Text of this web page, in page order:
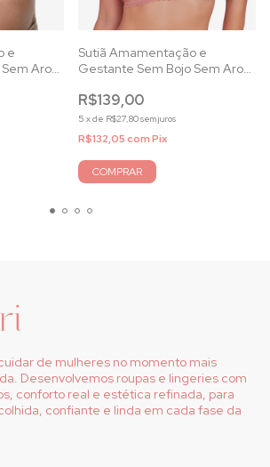
e
Aro
Sutiã Amamentação e
Gestante Sem Bojo Sem Aro
R$139,00
5 xde R$27,80sem juros
R$132,05comPix
COMPRAR
de mulheres no momento mais
Desenvolvemos roupas e lingeries com
conforto real e estética refinada, para
confiante e linda em cada fase da